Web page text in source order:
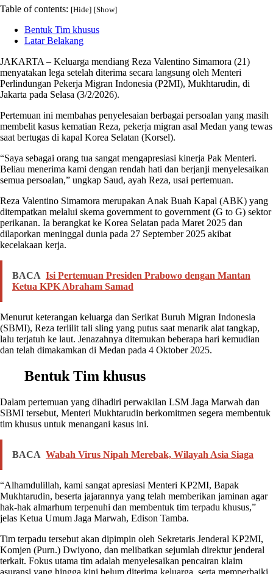
Table of contents: [Hide] [Show]
Bentuk Tim khusus
Latar Belakang
JAKARTA – Keluarga mendiang Reza Valentino Simamora (21)
menyatakan lega setelah diterima secara langsung oleh Menteri
Perlindungan Pekerja Migran Indonesia (P2MI), Mukhtarudin, di
Jakarta pada Selasa (3/2/2026).
Pertemuan ini membahas penyelesaian berbagai persoalan yang masih
membelit kasus kematian Reza, pekerja migran asal Medan yang tewas
saat bertugas di kapal Korea Selatan (Korsel).
“Saya sebagai orang tua sangat mengapresiasi kinerja Pak Menteri.
Beliau menerima kami dengan rendah hati dan berjanji menyelesaikan
semua persoalan,” ungkap Saud, ayah Reza, usai pertemuan.
Reza Valentino Simamora merupakan Anak Buah Kapal (ABK) yang
ditempatkan melalui skema government to government (G to G) sektor
perikanan. Ia berangkat ke Korea Selatan pada Maret 2025 dan
dilaporkan meninggal dunia pada 27 September 2025 akibat
kecelakaan kerja.
BACA Isi Pertemuan Presiden Prabowo dengan Mantan
Ketua KPK Abraham Samad
Menurut keterangan keluarga dan Serikat Buruh Migran Indonesia
(SBMI), Reza terlilit tali sling yang putus saat menarik alat tangkap,
lalu terjatuh ke laut. Jenazahnya ditemukan beberapa hari kemudian
dan telah dimakamkan di Medan pada 4 Oktober 2025.
Bentuk Tim khusus
Dalam pertemuan yang dihadiri perwakilan LSM Jaga Marwah dan
SBMI tersebut, Menteri Mukhtarudin berkomitmen segera membentuk
tim khusus untuk menangani kasus ini.
BACA Wabah Virus Nipah Merebak, Wilayah Asia Siaga
“Alhamdulillah, kami sangat apresiasi Menteri KP2MI, Bapak
Mukhtarudin, beserta jajarannya yang telah memberikan jaminan agar
hak-hak almarhum terpenuhi dan membentuk tim terpadu khusus,”
jelas Ketua Umum Jaga Marwah, Edison Tamba.
Tim terpadu tersebut akan dipimpin oleh Sekretaris Jenderal KP2MI,
Komjen (Purn.) Dwiyono, dan melibatkan sejumlah direktur jenderal
terkait. Fokus utama tim adalah menyelesaikan pencairan klaim
asuransi yang hingga kini belum diterima keluarga, serta memperbaiki